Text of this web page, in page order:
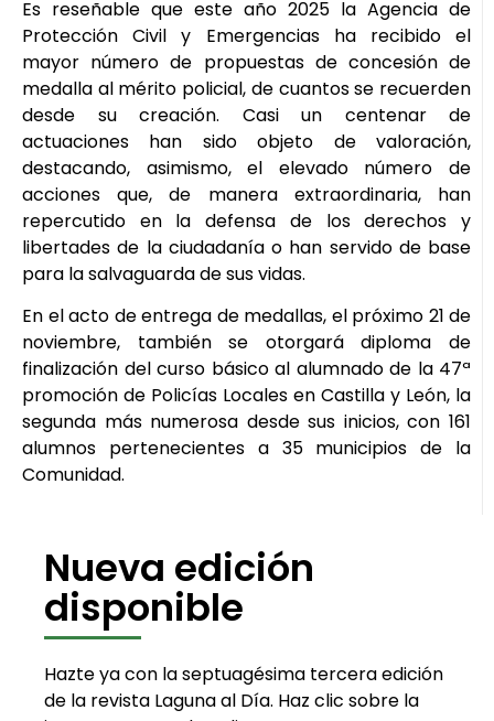
Es reseñable que este año 2025 la Agencia de
Protección Civil y Emergencias ha recibido el
mayor número de propuestas de concesión de
medalla al mérito policial, de cuantos se recuerden
desde su creación. Casi un centenar de
actuaciones han sido objeto de valoración,
destacando, asimismo, el elevado número de
acciones que, de manera extraordinaria, han
repercutido en la defensa de los derechos y
libertades de la ciudadanía o han servido de base
para la salvaguarda de sus vidas.
En el acto de entrega de medallas, el próximo 21 de
noviembre, también se otorgará diploma de
finalización del curso básico al alumnado de la 47ª
promoción de Policías Locales en Castilla y León, la
segunda más numerosa desde sus inicios, con 161
alumnos pertenecientes a 35 municipios de la
Comunidad.
Nueva edición
disponible
Hazte ya con la septuagésima tercera edición
de la revista Laguna al Día. Haz clic sobre la